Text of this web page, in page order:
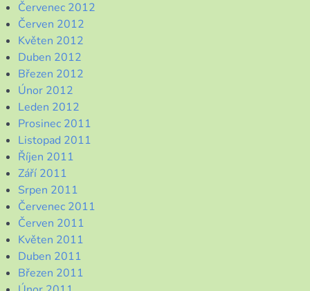
Červenec 2012
Červen 2012
Květen 2012
Duben 2012
Březen 2012
Únor 2012
Leden 2012
Prosinec 2011
Listopad 2011
Říjen 2011
Září 2011
Srpen 2011
Červenec 2011
Červen 2011
Květen 2011
Duben 2011
Březen 2011